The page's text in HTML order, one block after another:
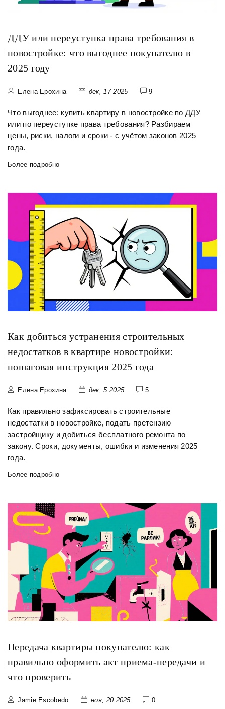
ДДУ или переуступка права требования в
новостройке: что выгоднее покупателю в
2025 году
Елена Ерохина дек, 17 2025 9
Что выгоднее: купить квартиру в новостройке по ДДУ
или по переуступке права требования? Разбираем
цены, риски, налоги и сроки - с учётом законов 2025
года.
Более подробно
Как добиться устранения строительных
недостатков в квартире новостройки:
пошаговая инструкция 2025 года
Елена Ерохина дек, 5 2025 5
Как правильно зафиксировать строительные
недостатки в новостройке, подать претензию
застройщику и добиться бесплатного ремонта по
закону. Сроки, документы, ошибки и изменения 2025
года.
Более подробно
Передача квартиры покупателю: как
правильно оформить акт приема-передачи и
что проверить
Jamie Escobedo ноя, 20 2025 0